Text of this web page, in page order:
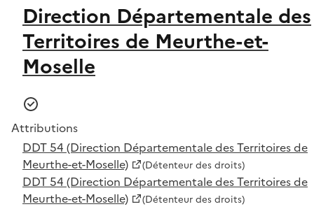
Direction Départementale des
Territoires de Meurthe-et-
Moselle
Attributions
DDT 54 (Direction Départementale des Territoires de
Meurthe-et-Moselle)
(Détenteur des droits)
DDT 54 (Direction Départementale des Territoires de
Meurthe-et-Moselle)
(Détenteur des droits)